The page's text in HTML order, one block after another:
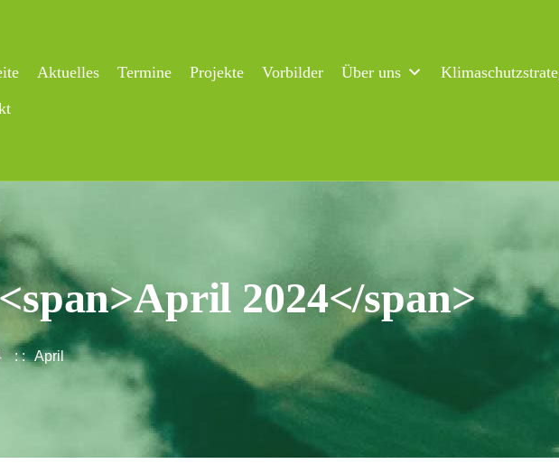
Aktuelles Termine Projekte Vorbilder Über uns
2024</span>
April